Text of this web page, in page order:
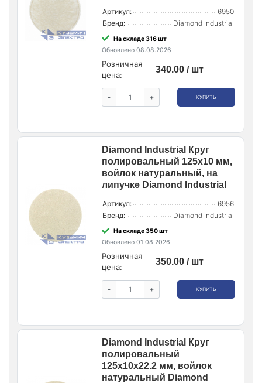
Артикул:
6950
Бренд:
Diamond Industrial
На складе 316 шт
Обновлено 08.08.2026
Розничная
цена:
340.00 / шт
- + КУПИТЬ
Diamond Industrial Круг
полировальный 125x10 мм,
войлок натуральный, на
липучке Diamond Industrial
Артикул:
6956
Бренд:
Diamond Industrial
На складе 350 шт
Обновлено 01.08.2026
Розничная
цена:
350.00 / шт
- + КУПИТЬ
Diamond Industrial Круг
полировальный
125x10x22.2 мм, войлок
натуральный Diamond